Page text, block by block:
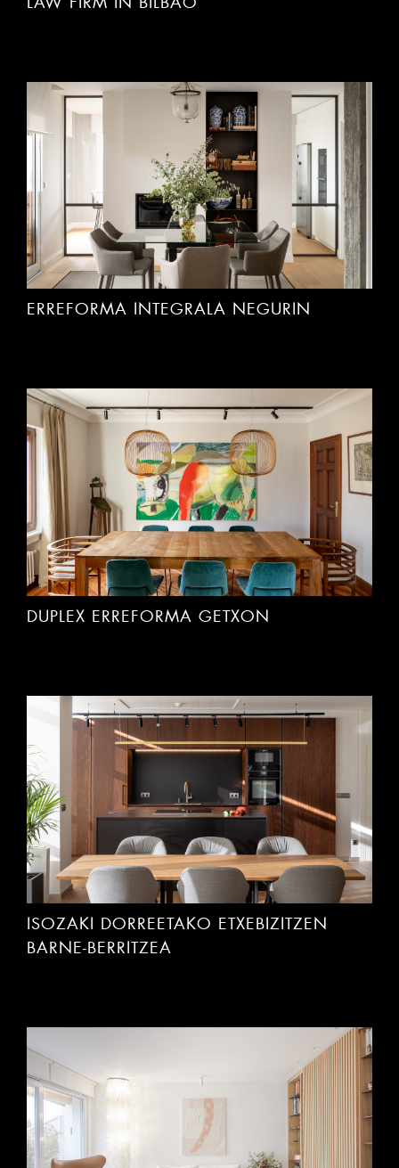
ERREFORMA INTEGRALA NEGURIN
DUPLEX ERREFORMA GETXON
ISOZAKI DORREETAKO ETXEBIZITZEN
BARNE-BERRITZEA